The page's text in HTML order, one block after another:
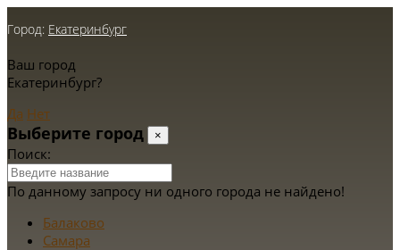
Город: Екатеринбург
Ваш город
Екатеринбург?
Да Нет
Выберите город ×
Поиск:
По данному запросу ни одного города не найдено!
Балаково
Самара